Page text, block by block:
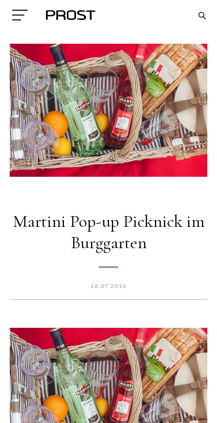
Search
Martini Pop-up Picknick im
Burggarten
26.07.2016